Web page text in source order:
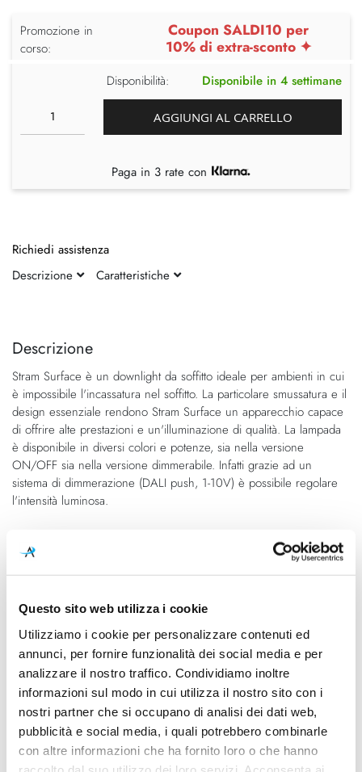
Questo sito web utilizza i cookie
Utilizziamo i cookie per personalizzare contenuti ed
annunci, per fornire funzionalità dei social media e per
analizzare il nostro traffico. Condividiamo inoltre
informazioni sul modo in cui utilizza il nostro sito con i
nostri partner che si occupano di analisi dei dati web,
pubblicità e social media, i quali potrebbero combinarle
con altre informazioni che ha fornito loro o che hanno
fine
galleria
di
immagini
della
di
immagini
Descrizione
Stram Surface è un downlight da soffitto ideale per ambienti in cui
è impossibile l'incassatura nel soffitto. La particolare smussatura e il
design essenziale rendono Stram Surface un apparecchio capace
di offrire alte prestazioni e un'illuminazione di qualità. La lampada
è disponibile in diversi colori e potenze, sia nella versione
ON/OFF sia nella versione dimmerabile. Infatti grazie ad un
sistema di dimmerazione (DALI push, 1-10V) è possibile regolare
l'intensità luminosa.
Caratteristiche
A2460111WT
3000K
Dimensioni
Ø 220mm - H 107mm
Sorgente luminosa
Led integrato
Potenza e attacco
10,5W - 3000K - 1650Lm -
CRI90
Dimmerazione
On/Off
Classe energetica
Mpn
Promozione in
corso:
Coupon SALDI10 per
10% di extra-sconto ✦
Disponibilità: Disponibile in 4 settimane
AGGIUNGI AL CARRELLO
Paga in 3 rate con
Richiedi assistenza
Descrizione
Caratteristiche